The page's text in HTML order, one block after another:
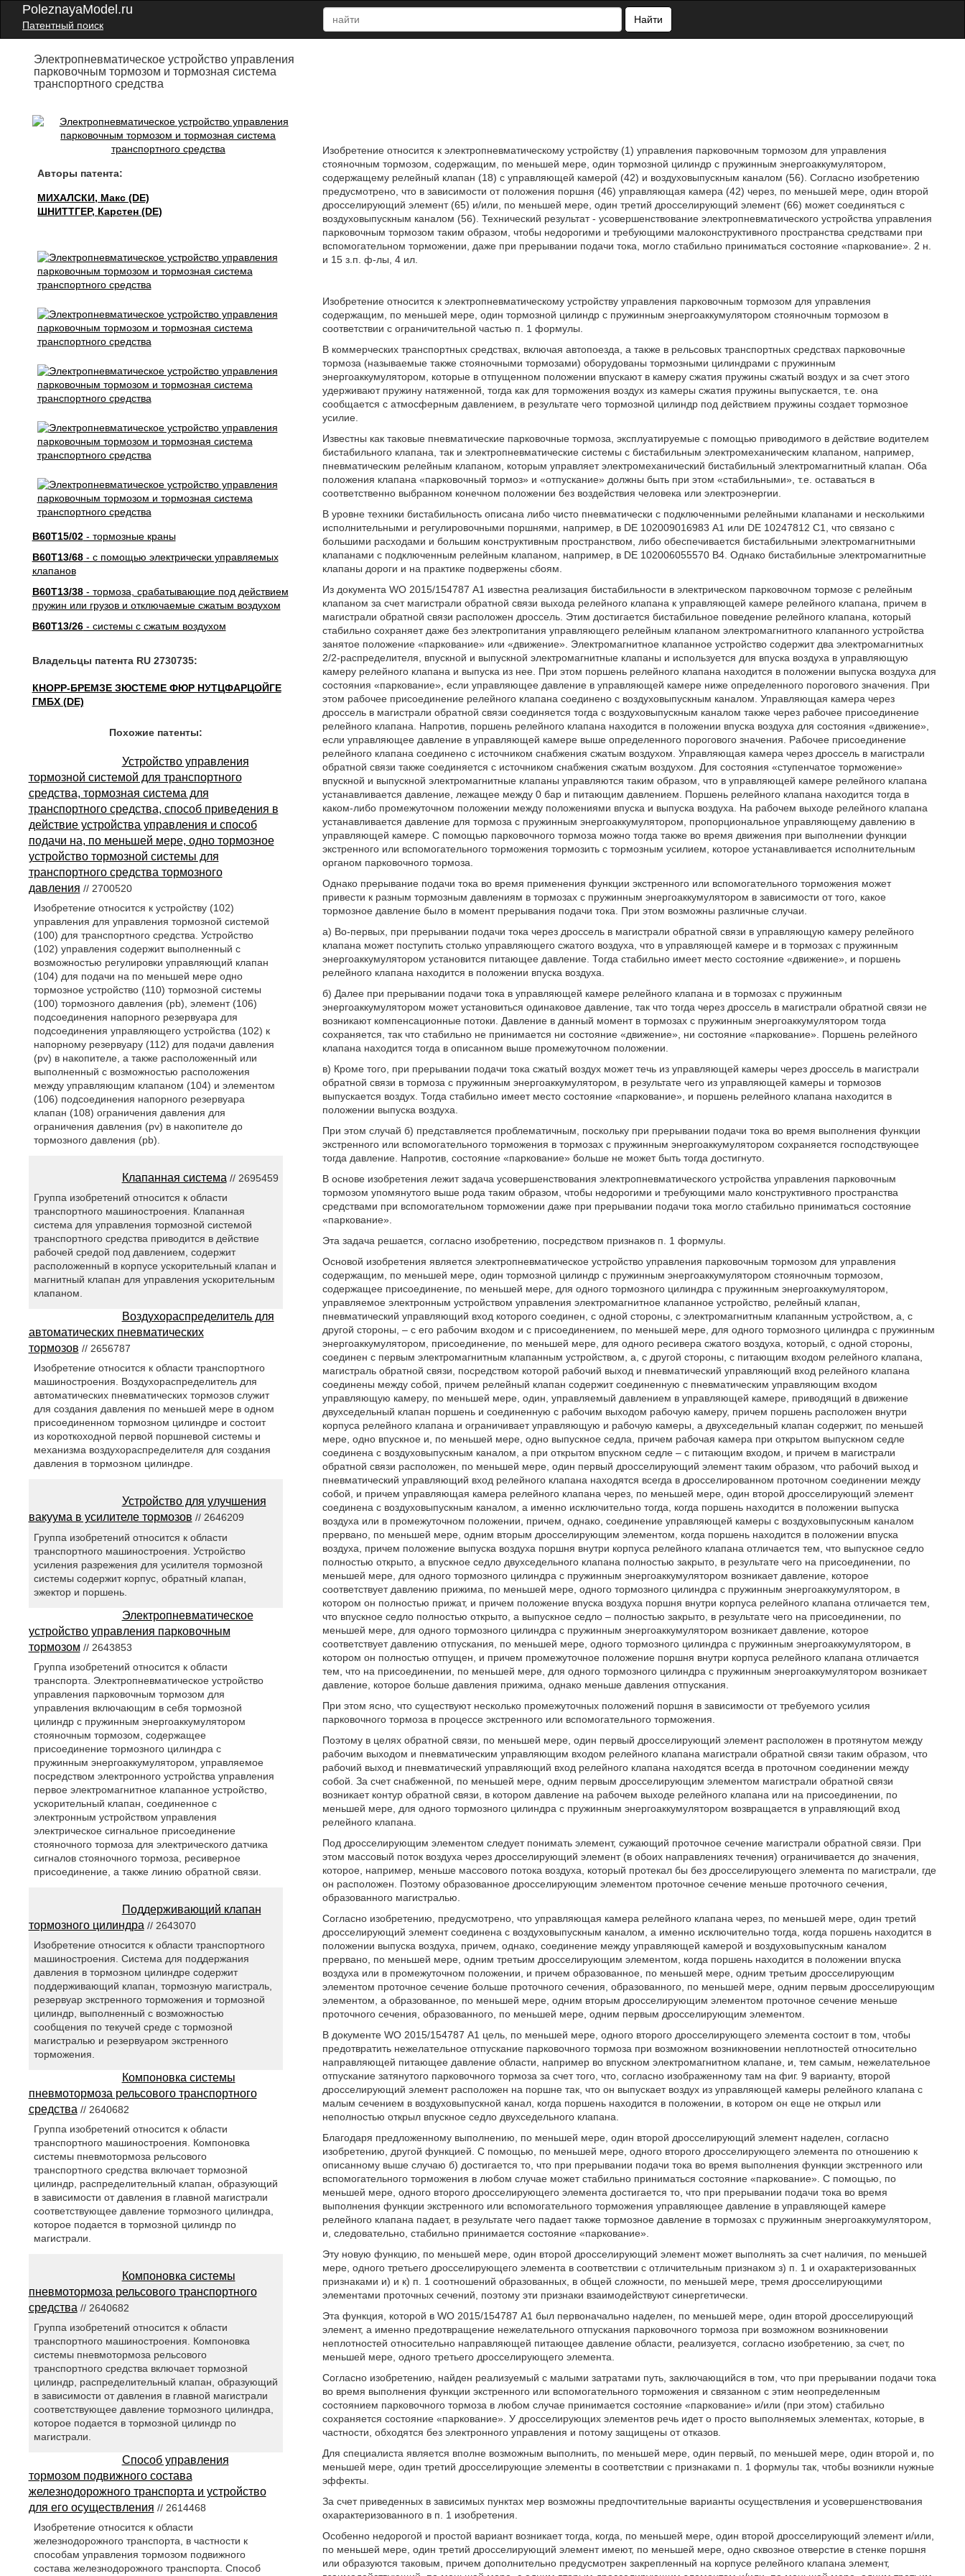
PoleznayaModel.ru
Патентный поиск
Найти
Электропневматическое устройство управления
парковочным тормозом и тормозная система
транспортного средства
Авторы патента:
МИХАЛСКИ, Макс (DE)
ШНИТТГЕР, Карстен (DE)
B60T15/02- тормозные краны
B60T13/68- с помощью электрически управляемых
клапанов
B60T13/38- тормоза, срабатывающие под действием
пружин или грузов и отключаемые сжатым воздухом
B60T13/26- системы с сжатым воздухом
Владельцы патента RU 2730735:
КНОРР-БРЕМЗЕ ЗЮСТЕМЕ ФЮР НУТЦФАРЦОЙГЕ
ГМБХ (DE)
Изобретение относится к электропневматическому устройству (1) управления парковочным тормозом для управления
стояночным тормозом, содержащим, по меньшей мере, один тормозной цилиндр с пружинным энергоаккумулятором,
содержащему релейный клапан (18) с управляющей камерой (42) и воздуховыпускным каналом (56). Согласно изобретению
предусмотрено, что в зависимости от положения поршня (46) управляющая камера (42) через, по меньшей мере, один второй
дросселирующий элемент (65) и/или, по меньшей мере, один третий дросселирующий элемент (66) может соединяться с
воздуховыпускным каналом (56). Технический результат - усовершенствование электропневматического устройства управления
парковочным тормозом таким образом, чтобы недорогими и требующими малоконструктивного пространства средствами при
вспомогательном торможении, даже при прерывании подачи тока, могло стабильно приниматься состояние «паркование». 2 н.
и 15 з.п. ф-лы, 4 ил.
Изобретение относится к электропневматическому устройству управления парковочным тормозом для управления
содержащим, по меньшей мере, один тормозной цилиндр с пружинным энергоаккумулятором стояночным тормозом в
соответствии с ограничительной частью п. 1 формулы.
В коммерческих транспортных средствах, включая автопоезда, а также в рельсовых транспортных средствах парковочные
тормоза (называемые также стояночными тормозами) оборудованы тормозными цилиндрами с пружинным
энергоаккумулятором, которые в отпущенном положении впускают в камеру сжатия пружины сжатый воздух и за счет этого
удерживают пружину натяженной, тогда как для торможения воздух из камеры сжатия пружины выпускается, т.е. она
сообщается с атмосферным давлением, в результате чего тормозной цилиндр под действием пружины создает тормозное
усилие.
Известны как таковые пневматические парковочные тормоза, эксплуатируемые с помощью приводимого в действие водителем
бистабильного клапана, так и электропневматические системы с бистабильным электромеханическим клапаном, например,
пневматическим релейным клапаном, которым управляет электромеханический бистабильный электромагнитный клапан. Оба
положения клапана «парковочный тормоз» и «отпускание» должны быть при этом «стабильными», т.е. оставаться в
соответственно выбранном конечном положении без воздействия человека или электроэнергии.
В уровне техники бистабильность описана либо чисто пневматически с подключенными релейными клапанами и несколькими
исполнительными и регулировочными поршнями, например, в DE 102009016983 А1 или DE 10247812 С1, что связано с
большими расходами и большим конструктивным пространством, либо обеспечивается бистабильными электромагнитными
клапанами с подключенным релейным клапаном, например, в DE 102006055570 В4. Однако бистабильные электромагнитные
клапаны дороги и на практике подвержены сбоям.
Из документа WO 2015/154787 А1 известна реализация бистабильности в электрическом парковочном тормозе с релейным
клапаном за счет магистрали обратной связи выхода релейного клапана к управляющей камере релейного клапана, причем в
магистрали обратной связи расположен дроссель. Этим достигается бистабильное поведение релейного клапана, который
стабильно сохраняет даже без электропитания управляющего релейным клапаном электромагнитного клапанного устройства
занятое положение «паркование» или «движение». Электромагнитное клапанное устройство содержит два электромагнитных
2/2-распределителя, впускной и выпускной электромагнитные клапаны и используется для впуска воздуха в управляющую
камеру релейного клапана и выпуска из нее. При этом поршень релейного клапана находится в положении выпуска воздуха для
состояния «паркование», если управляющее давление в управляющей камере ниже определенного порогового значения. При
этом рабочее присоединение релейного клапана соединено с воздуховыпускным каналом. Управляющая камера через
дроссель в магистрали обратной связи соединяется тогда с воздуховыпускным каналом также через рабочее присоединение
релейного клапана. Напротив, поршень релейного клапана находится в положении впуска воздуха для состояния «движение»,
если управляющее давление в управляющей камере выше определенного порогового значения. Рабочее присоединение
релейного клапана соединено с источником снабжения сжатым воздухом. Управляющая камера через дроссель в магистрали
обратной связи также соединяется с источником снабжения сжатым воздухом. Для состояния «ступенчатое торможение»
впускной и выпускной электромагнитные клапаны управляются таким образом, что в управляющей камере релейного клапана
устанавливается давление, лежащее между 0 бар и питающим давлением. Поршень релейного клапана находится тогда в
каком-либо промежуточном положении между положениями впуска и выпуска воздуха. На рабочем выходе релейного клапана
устанавливается давление для тормоза с пружинным энергоаккумулятором, пропорциональное управляющему давлению в
управляющей камере. С помощью парковочного тормоза можно тогда также во время движения при выполнении функции
экстренного или вспомогательного торможения тормозить с тормозным усилием, которое устанавливается исполнительным
органом парковочного тормоза.
Однако прерывание подачи тока во время применения функции экстренного или вспомогательного торможения может
привести к разным тормозным давлениям в тормозах с пружинным энергоаккумулятором в зависимости от того, какое
тормозное давление было в момент прерывания подачи тока. При этом возможны различные случаи.
а) Во-первых, при прерывании подачи тока через дроссель в магистрали обратной связи в управляющую камеру релейного
клапана может поступить столько управляющего сжатого воздуха, что в управляющей камере и в тормозах с пружинным
энергоаккумулятором установится питающее давление. Тогда стабильно имеет место состояние «движение», и поршень
релейного клапана находится в положении впуска воздуха.
б) Далее при прерывании подачи тока в управляющей камере релейного клапана и в тормозах с пружинным
энергоаккумулятором может установиться одинаковое давление, так что тогда через дроссель в магистрали обратной связи не
возникают компенсационные потоки. Давление в данный момент в тормозах с пружинным энергоаккумулятором тогда
сохраняется, так что стабильно не принимается ни состояние «движение», ни состояние «паркование». Поршень релейного
клапана находится тогда в описанном выше промежуточном положении.
в) Кроме того, при прерывании подачи тока сжатый воздух может течь из управляющей камеры через дроссель в магистрали
обратной связи в тормоза с пружинным энергоаккумулятором, в результате чего из управляющей камеры и тормозов
выпускается воздух. Тогда стабильно имеет место состояние «паркование», и поршень релейного клапана находится в
положении выпуска воздуха.
При этом случай б) представляется проблематичным, поскольку при прерывании подачи тока во время выполнения функции
экстренного или вспомогательного торможения в тормозах с пружинным энергоаккумулятором сохраняется господствующее
тогда давление. Напротив, состояние «паркование» больше не может быть тогда достигнуто.
В основе изобретения лежит задача усовершенствования электропневматического устройства управления парковочным
тормозом упомянутого выше рода таким образом, чтобы недорогими и требующими мало конструктивного пространства
средствами при вспомогательном торможении даже при прерывании подачи тока могло стабильно приниматься состояние
«паркование».
Эта задача решается, согласно изобретению, посредством признаков п. 1 формулы.
Основой изобретения является электропневматическое устройство управления парковочным тормозом для управления
содержащим, по меньшей мере, один тормозной цилиндр с пружинным энергоаккумулятором стояночным тормозом,
содержащее присоединение, по меньшей мере, для одного тормозного цилиндра с пружинным энергоаккумулятором,
управляемое электронным устройством управления электромагнитное клапанное устройство, релейный клапан,
пневматический управляющий вход которого соединен, с одной стороны, с электромагнитным клапанным устройством, а, с
другой стороны, – с его рабочим входом и с присоединением, по меньшей мере, для одного тормозного цилиндра с пружинным
энергоаккумулятором, присоединение, по меньшей мере, для одного ресивера сжатого воздуха, который, с одной стороны,
соединен с первым электромагнитным клапанным устройством, а, с другой стороны, с питающим входом релейного клапана,
магистраль обратной связи, посредством которой рабочий выход и пневматический управляющий вход релейного клапана
соединены между собой, причем релейный клапан содержит соединенную с пневматическим управляющим входом
управляющую камеру, по меньшей мере, один, управляемый давлением в управляющей камере, приводящий в движение
двухседельный клапан поршень и соединенную с рабочим выходом рабочую камеру, причем поршень расположен внутри
корпуса релейного клапана и ограничивает управляющую и рабочую камеры, а двухседельный клапан содержит, по меньшей
мере, одно впускное и, по меньшей мере, одно выпускное седла, причем рабочая камера при открытом выпускном седле
соединена с воздуховыпускным каналом, а при открытом впускном седле – с питающим входом, и причем в магистрали
обратной связи расположен, по меньшей мере, один первый дросселирующий элемент таким образом, что рабочий выход и
пневматический управляющий вход релейного клапана находятся всегда в дросселированном проточном соединении между
собой, и причем управляющая камера релейного клапана через, по меньшей мере, один второй дросселирующий элемент
соединена с воздуховыпускным каналом, а именно исключительно тогда, когда поршень находится в положении выпуска
воздуха или в промежуточном положении, причем, однако, соединение управляющей камеры с воздуховыпускным каналом
прервано, по меньшей мере, одним вторым дросселирующим элементом, когда поршень находится в положении впуска
воздуха, причем положение выпуска воздуха поршня внутри корпуса релейного клапана отличается тем, что выпускное седло
полностью открыто, а впускное седло двухседельного клапана полностью закрыто, в результате чего на присоединении, по
меньшей мере, для одного тормозного цилиндра с пружинным энергоаккумулятором возникает давление, которое
соответствует давлению прижима, по меньшей мере, одного тормозного цилиндра с пружинным энергоаккумулятором, в
котором он полностью прижат, и причем положение впуска воздуха поршня внутри корпуса релейного клапана отличается тем,
что впускное седло полностью открыто, а выпускное седло – полностью закрыто, в результате чего на присоединении, по
меньшей мере, для одного тормозного цилиндра с пружинным энергоаккумулятором возникает давление, которое
соответствует давлению отпускания, по меньшей мере, одного тормозного цилиндра с пружинным энергоаккумулятором, в
котором он полностью отпущен, и причем промежуточное положение поршня внутри корпуса релейного клапана отличается
тем, что на присоединении, по меньшей мере, для одного тормозного цилиндра с пружинным энергоаккумулятором возникает
давление, которое больше давления прижима, однако меньше давления отпускания.
При этом ясно, что существуют несколько промежуточных положений поршня в зависимости от требуемого усилия
парковочного тормоза в процессе экстренного или вспомогательного торможения.
Поэтому в целях обратной связи, по меньшей мере, один первый дросселирующий элемент расположен в протянутом между
рабочим выходом и пневматическим управляющим входом релейного клапана магистрали обратной связи таким образом, что
рабочий выход и пневматический управляющий вход релейного клапана находятся всегда в проточном соединении между
собой. За счет снабженной, по меньшей мере, одним первым дросселирующим элементом магистрали обратной связи
возникает контур обратной связи, в котором давление на рабочем выходе релейного клапана или на присоединении, по
меньшей мере, для одного тормозного цилиндра с пружинным энергоаккумулятором возвращается в управляющий вход
релейного клапана.
Под дросселирующим элементом следует понимать элемент, сужающий проточное сечение магистрали обратной связи. При
этом массовый поток воздуха через дросселирующий элемент (в обоих направлениях течения) ограничивается до значения,
которое, например, меньше массового потока воздуха, который протекал бы без дросселирующего элемента по магистрали, где
он расположен. Поэтому образованное дросселирующим элементом проточное сечение меньше проточного сечения,
образованного магистралью.
Согласно изобретению, предусмотрено, что управляющая камера релейного клапана через, по меньшей мере, один третий
дросселирующий элемент соединена с воздуховыпускным каналом, а именно исключительно тогда, когда поршень находится в
положении выпуска воздуха, причем, однако, соединение между управляющей камерой и воздуховыпускным каналом
прервано, по меньшей мере, одним третьим дросселирующим элементом, когда поршень находится в положении впуска
воздуха или в промежуточном положении, и причем образованное, по меньшей мере, одним третьим дросселирующим
элементом проточное сечение больше проточного сечения, образованного, по меньшей мере, одним первым дросселирующим
элементом, а образованное, по меньшей мере, одним вторым дросселирующим элементом проточное сечение меньше
проточного сечения, образованного, по меньшей мере, одним первым дросселирующим элементом.
В документе WO 2015/154787 А1 цель, по меньшей мере, одного второго дросселирующего элемента состоит в том, чтобы
предотвратить нежелательное отпускание парковочного тормоза при возможном возникновении неплотностей относительно
направляющей питающее давление области, например во впускном электромагнитном клапане, и, тем самым, нежелательное
отпускание затянутого парковочного тормоза за счет того, что, согласно изображенному там на фиг. 9 варианту, второй
дросселирующий элемент расположен на поршне так, что он выпускает воздух из управляющей камеры релейного клапана с
малым сечением в воздуховыпускной канал, когда поршень находится в положении, в котором он еще не открыл или
неполностью открыл впускное седло двухседельного клапана.
Благодаря предложенному выполнению, по меньшей мере, один второй дросселирующий элемент наделен, согласно
изобретению, другой функцией. С помощью, по меньшей мере, одного второго дросселирующего элемента по отношению к
описанному выше случаю б) достигается то, что при прерывании подачи тока во время выполнения функции экстренного или
вспомогательного торможения в любом случае может стабильно приниматься состояние «паркование». С помощью, по
меньшей мере, одного второго дросселирующего элемента достигается то, что при прерывании подачи тока во время
выполнения функции экстренного или вспомогательного торможения управляющее давление в управляющей камере
релейного клапана падает, в результате чего падает также тормозное давление в тормозах с пружинным энергоаккумулятором,
и, следовательно, стабильно принимается состояние «паркование».
Эту новую функцию, по меньшей мере, один второй дросселирующий элемент может выполнять за счет наличия, по меньшей
мере, одного третьего дросселирующего элемента в соответствии с отличительным признаком з) п. 1 и охарактеризованных
признаками и) и к) п. 1 соотношений образованных, в общей сложности, по меньшей мере, тремя дросселирующими
элементами проточных сечений, поэтому эти признаки взаимодействуют синергетически.
Эта функция, которой в WO 2015/154787 А1 был первоначально наделен, по меньшей мере, один второй дросселирующий
элемент, а именно предотвращение нежелательного отпускания парковочного тормоза при возможном возникновении
неплотностей относительно направляющей питающее давление области, реализуется, согласно изобретению, за счет, по
меньшей мере, одного третьего дросселирующего элемента.
Согласно изобретению, найден реализуемый с малыми затратами путь, заключающийся в том, что при прерывании подачи тока
во время выполнения функции экстренного или вспомогательного торможения и связанном с этим неопределенным
состоянием парковочного тормоза в любом случае принимается состояние «паркование» и/или (при этом) стабильно
сохраняется состояние «паркование». У дросселирующих элементов речь идет о просто выполняемых элементах, которые, в
частности, обходятся без электронного управления и потому защищены от отказов.
Для специалиста является вполне возможным выполнить, по меньшей мере, один первый, по меньшей мере, один второй и, по
меньшей мере, один третий дросселирующие элементы в соответствии с признаками п. 1 формулы так, чтобы возникли нужные
эффекты.
За счет приведенных в зависимых пунктах мер возможны предпочтительные варианты осуществления и усовершенствования
охарактеризованного в п. 1 изобретения.
Особенно недорогой и простой вариант возникает тогда, когда, по меньшей мере, один второй дросселирующий элемент и/или,
по меньшей мере, один третий дросселирующий элемент имеют, по меньшей мере, одно сквозное отверстие в стенке поршня
или образуются таковым, причем дополнительно предусмотрен закрепленный на корпусе релейного клапана элемент,
Похожие патенты:
Устройство управления
тормозной системой для транспортного
средства, тормозная система для
транспортного средства, способ приведения в
действие устройства управления и способ
подачи на, по меньшей мере, одно тормозное
устройство тормозной системы для
транспортного средства тормозного
давления // 2700520
Изобретение относится к устройству (102)
управления для управления тормозной системой
(100) для транспортного средства. Устройство
(102) управления содержит выполненный с
возможностью регулировки управляющий клапан
(104) для подачи на по меньшей мере одно
тормозное устройство (110) тормозной системы
(100) тормозного давления (pb), элемент (106)
подсоединения напорного резервуара для
подсоединения управляющего устройства (102) к
напорному резервуару (112) для подачи давления
(pv) в накопителе, а также расположенный или
выполненный с возможностью расположения
между управляющим клапаном (104) и элементом
(106) подсоединения напорного резервуара
клапан (108) ограничения давления для
ограничения давления (pv) в накопителе до
тормозного давления (pb).
Клапанная система // 2695459
Группа изобретений относится к области
транспортного машиностроения. Клапанная
система для управления тормозной системой
транспортного средства приводится в действие
рабочей средой под давлением, содержит
расположенный в корпусе ускорительный клапан и
магнитный клапан для управления ускорительным
клапаном.
Воздухораспределитель для
автоматических пневматических
тормозов // 2656787
Изобретение относится к области транспортного
машиностроения. Воздухораспределитель для
автоматических пневматических тормозов служит
для создания давления по меньшей мере в одном
присоединенном тормозном цилиндре и состоит
из короткоходной первой поршневой системы и
механизма воздухораспределителя для создания
давления в тормозном цилиндре.
Устройство для улучшения
вакуума в усилителе тормозов // 2646209
Группа изобретений относится к области
транспортного машиностроения. Устройство
усиления разрежения для усилителя тормозной
системы содержит корпус, обратный клапан,
эжектор и поршень.
Электропневматическое
устройство управления парковочным
тормозом // 2643853
Группа изобретений относится к области
транспорта. Электропневматическое устройство
управления парковочным тормозом для
управления включающим в себя тормозной
цилиндр с пружинным энергоаккумулятором
стояночным тормозом, содержащее
присоединение тормозного цилиндра с
пружинным энергоаккумулятором, управляемое
посредством электронного устройства управления
первое электромагнитное клапанное устройство,
ускорительный клапан, соединенное с
электронным устройством управления
электрическое сигнальное присоединение
стояночного тормоза для электрического датчика
сигналов стояночного тормоза, ресиверное
присоединение, а также линию обратной связи.
Поддерживающий клапан
тормозного цилиндра // 2643070
Изобретение относится к области транспортного
машиностроения. Система для поддержания
давления в тормозном цилиндре содержит
поддерживающий клапан, тормозную магистраль,
резервуар экстренного торможения и тормозной
цилиндр, выполненный с возможностью
сообщения по текучей среде с тормозной
магистралью и резервуаром экстренного
торможения.
Компоновка системы
пневмотормоза рельсового транспортного
средства // 2640682
Группа изобретений относится к области
транспортного машиностроения. Компоновка
системы пневмотормоза рельсового
транспортного средства включает тормозной
цилиндр, распределительный клапан, образующий
в зависимости от давления в главной магистрали
соответствующее давление тормозного цилиндра,
которое подается в тормозной цилиндр по
магистрали.
Компоновка системы
пневмотормоза рельсового транспортного
средства // 2640682
Группа изобретений относится к области
транспортного машиностроения. Компоновка
системы пневмотормоза рельсового
транспортного средства включает тормозной
цилиндр, распределительный клапан, образующий
в зависимости от давления в главной магистрали
соответствующее давление тормозного цилиндра,
которое подается в тормозной цилиндр по
магистрали.
Способ управления
тормозом подвижного состава
железнодорожного транспорта и устройство
для его осуществления // 2614468
Изобретение относится к области
железнодорожного транспорта, в частности к
способам управления тормозом подвижного
состава железнодорожного транспорта. Способ